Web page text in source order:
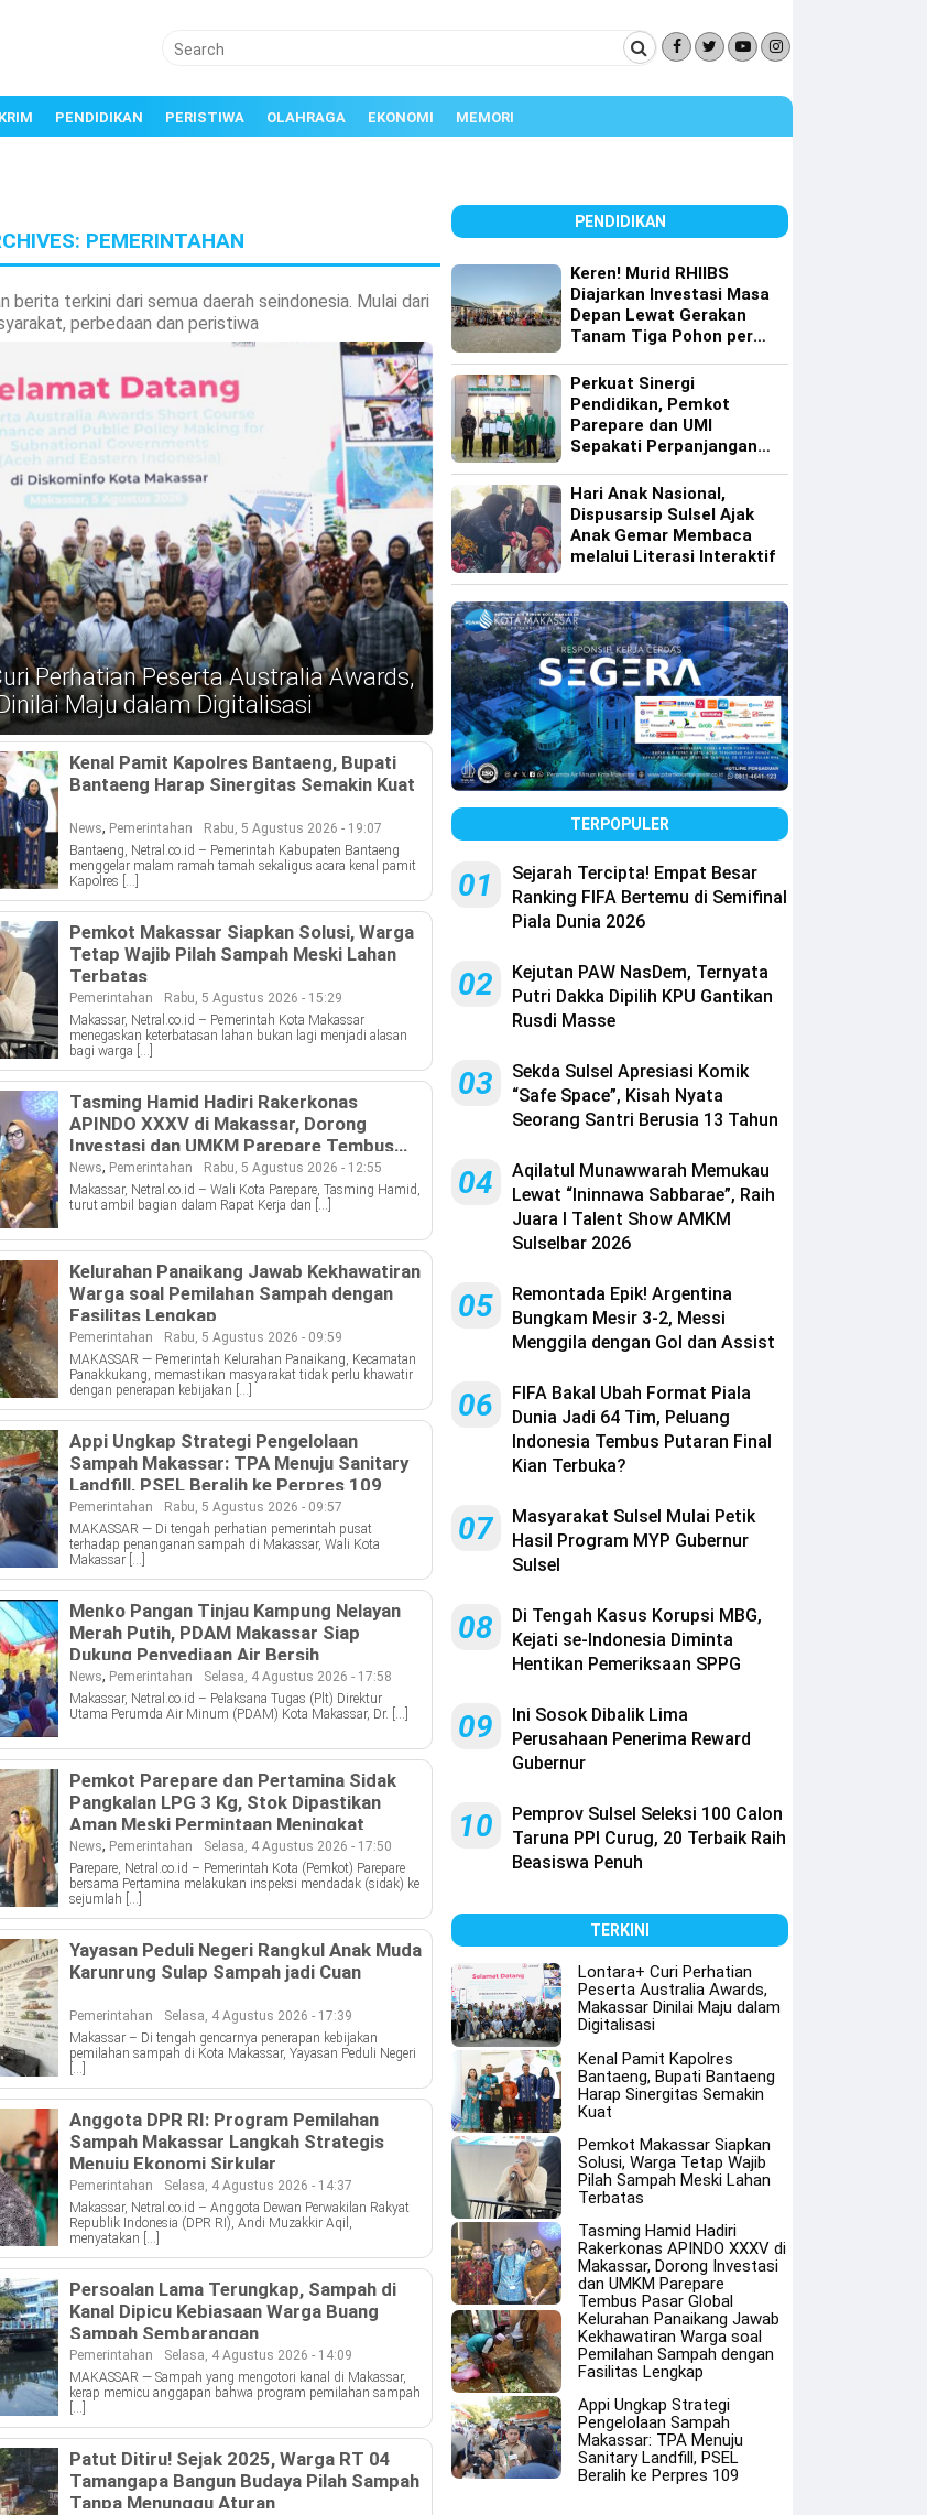
PENDIDIKAN PERISTIWA OLAHRAGA EKONOMI MEMORI
PEMERINTAHAN
berita terkini dari semua daerah seindonesia. Mulai dari
perbedaan dan peristiwa
Perhatian Peserta Australia Awards,
Maju dalam Digitalisasi
Kenal Pamit Kapolres Bantaeng, Bupati
Bantaeng Harap Sinergitas Semakin Kuat
News, Pemerintahan
Rabu, 5 Agustus 2026 - 19:07
Bantaeng, Netral.co.id – Pemerintah Kabupaten Bantaeng
menggelar malam ramah tamah sekaligus acara kenal pamit
Kapolres […]
Pemkot Makassar Siapkan Solusi, Warga
Tetap Wajib Pilah Sampah Meski Lahan
Terbatas
Pemerintahan
Rabu, 5 Agustus 2026 - 15:29
Makassar, Netral.co.id – Pemerintah Kota Makassar
menegaskan keterbatasan lahan bukan lagi menjadi alasan
bagi warga […]
Tasming Hamid Hadiri Rakerkonas
APINDO XXXV di Makassar, Dorong
Investasi dan UMKM Parepare Tembus
Pasar Global
News, Pemerintahan
Rabu, 5 Agustus 2026 - 12:55
Makassar, Netral.co.id – Wali Kota Parepare, Tasming Hamid,
turut ambil bagian dalam Rapat Kerja dan […]
Kelurahan Panaikang Jawab Kekhawatiran
Warga soal Pemilahan Sampah dengan
Fasilitas Lengkap
Pemerintahan
Rabu, 5 Agustus 2026 - 09:59
MAKASSAR — Pemerintah Kelurahan Panaikang, Kecamatan
Panakkukang, memastikan masyarakat tidak perlu khawatir
dengan penerapan kebijakan […]
Appi Ungkap Strategi Pengelolaan
Sampah Makassar: TPA Menuju Sanitary
Landfill, PSEL Beralih ke Perpres 109
Pemerintahan
Rabu, 5 Agustus 2026 - 09:57
MAKASSAR — Di tengah perhatian pemerintah pusat
terhadap penanganan sampah di Makassar, Wali Kota
Makassar […]
Menko Pangan Tinjau Kampung Nelayan
Merah Putih, PDAM Makassar Siap
Dukung Penyediaan Air Bersih
News, Pemerintahan
Selasa, 4 Agustus 2026 - 17:58
Makassar, Netral.co.id – Pelaksana Tugas (Plt) Direktur
Utama Perumda Air Minum (PDAM) Kota Makassar, Dr. […]
Pemkot Parepare dan Pertamina Sidak
Pangkalan LPG 3 Kg, Stok Dipastikan
Aman Meski Permintaan Meningkat
News, Pemerintahan
Selasa, 4 Agustus 2026 - 17:50
Parepare, Netral.co.id – Pemerintah Kota (Pemkot) Parepare
bersama Pertamina melakukan inspeksi mendadak (sidak) ke
sejumlah […]
Yayasan Peduli Negeri Rangkul Anak Muda
Karunrung Sulap Sampah jadi Cuan
Pemerintahan
Selasa, 4 Agustus 2026 - 17:39
Makassar – Di tengah gencarnya penerapan kebijakan
pemilahan sampah di Kota Makassar, Yayasan Peduli Negeri
[…]
Anggota DPR RI: Program Pemilahan
Sampah Makassar Langkah Strategis
Menuju Ekonomi Sirkular
Pemerintahan
Selasa, 4 Agustus 2026 - 14:37
Makassar, Netral.co.id – Anggota Dewan Perwakilan Rakyat
Republik Indonesia (DPR RI), Andi Muzakkir Aqil,
menyatakan […]
Persoalan Lama Terungkap, Sampah di
Kanal Dipicu Kebiasaan Warga Buang
Sampah Sembarangan
Pemerintahan
Selasa, 4 Agustus 2026 - 14:09
MAKASSAR — Sampah yang mengotori kanal di Makassar,
kerap memicu anggapan bahwa program pemilahan sampah
[…]
Patut Ditiru! Sejak 2025, Warga RT 04
Tamangapa Bangun Budaya Pilah Sampah
Tanpa Menunggu Aturan
PENDIDIKAN
Keren! Murid RHIIBS
Diajarkan Investasi Masa
Depan Lewat Gerakan
Tanam Tiga Pohon per
Perkuat Sinergi
Pendidikan, Pemkot
Parepare dan UMI
Sepakati Perpanjangan
Perguruan Tinggi
Hari Anak Nasional,
Dispusarsip Sulsel Ajak
Anak Gemar Membaca
melalui Literasi Interaktif
TERPOPULER
01
Sejarah Tercipta! Empat Besar
Ranking FIFA Bertemu di Semifinal
Piala Dunia 2026
02
Kejutan PAW NasDem, Ternyata
Putri Dakka Dipilih KPU Gantikan
Rusdi Masse
03
Sekda Sulsel Apresiasi Komik
“Safe Space”, Kisah Nyata
Seorang Santri Berusia 13 Tahun
04
Aqilatul Munawwarah Memukau
Lewat “Ininnawa Sabbarae”, Raih
Juara I Talent Show AMKM
Sulselbar 2026
05
Remontada Epik! Argentina
Bungkam Mesir 3-2, Messi
Menggila dengan Gol dan Assist
06
FIFA Bakal Ubah Format Piala
Dunia Jadi 64 Tim, Peluang
Indonesia Tembus Putaran Final
Kian Terbuka?
07
Masyarakat Sulsel Mulai Petik
Hasil Program MYP Gubernur
Sulsel
08
Di Tengah Kasus Korupsi MBG,
Kejati se-Indonesia Diminta
Hentikan Pemeriksaan SPPG
09
Ini Sosok Dibalik Lima
Perusahaan Penerima Reward
Gubernur
10
Pemprov Sulsel Seleksi 100 Calon
Taruna PPI Curug, 20 Terbaik Raih
Beasiswa Penuh
TERKINI
Lontara+ Curi Perhatian
Peserta Australia Awards,
Makassar Dinilai Maju dalam
Digitalisasi
Kenal Pamit Kapolres
Bantaeng, Bupati Bantaeng
Harap Sinergitas Semakin
Kuat
Pemkot Makassar Siapkan
Solusi, Warga Tetap Wajib
Pilah Sampah Meski Lahan
Terbatas
Tasming Hamid Hadiri
Rakerkonas APINDO XXXV di
Makassar, Dorong Investasi
dan UMKM Parepare
Tembus Pasar Global
Kelurahan Panaikang Jawab
Kekhawatiran Warga soal
Pemilahan Sampah dengan
Fasilitas Lengkap
Appi Ungkap Strategi
Pengelolaan Sampah
Makassar: TPA Menuju
Sanitary Landfill, PSEL
Beralih ke Perpres 109